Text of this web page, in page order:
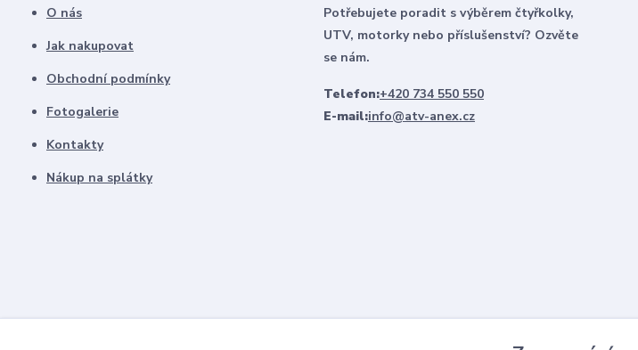
O nás
Jak nakupovat
Obchodní podmínky
Fotogalerie
Kontakty
Nákup na splátky
Potřebujete poradit s výběrem čtyřkolky,
UTV, motorky nebo příslušenství? Ozvěte
se nám.
Telefon:+420 734 550 550
E-mail:info@atv-anex.cz